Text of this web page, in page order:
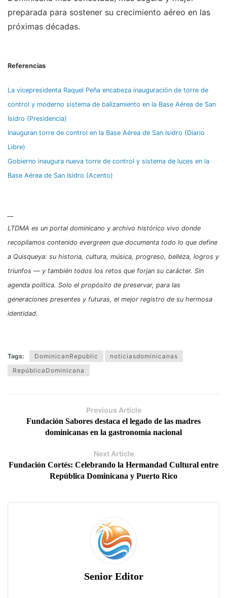
preparada para sostener su crecimiento aéreo en las
próximas décadas.
Referencias
La vicepresidenta Raquel Peña encabeza inauguración de torre de
control y moderno sistema de balizamiento en la Base Aérea de San
Isidro (Presidencia)
Inauguran torre de control en la Base Aérea de San Isidro (Diario
Libre)
Gobierno inaugura nueva torre de control y sistema de luces en la
Base Aérea de San Isidro (Acento)
LTDMA es un portal dominicano y archivo histórico vivo donde
recopilamos contenido evergreen que documenta todo lo que define
a Quisqueya: su historia, cultura, música, progreso, belleza, logros y
triunfos — y también todos los retos que forjan su carácter. Sin
agenda política. Solo el propósito de preservar, para las
generaciones presentes y futuras, el mejor registro de su hermosa
identidad.
Tags: DominicanRepublic
noticiasdominicanas
RepúblicaDominicana
Previous Article
Fundación Sabores destaca el legado de las madres
dominicanas en la gastronomía nacional
Next Article
Fundación Cortés: Celebrando la Hermandad Cultural entre
República Dominicana y Puerto Rico
Senior Editor